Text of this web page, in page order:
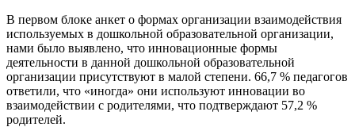
В первом блоке анкет о формах организации взаимодействия
используемых в дошкольной образовательной организации,
нами было выявлено, что инновационные формы
деятельности в данной дошкольной образовательной
организации присутствуют в малой степени. 66,7 % педагогов
ответили, что «иногда» они используют инновации во
взаимодействии с родителями, что подтверждают 57,2 %
родителей.